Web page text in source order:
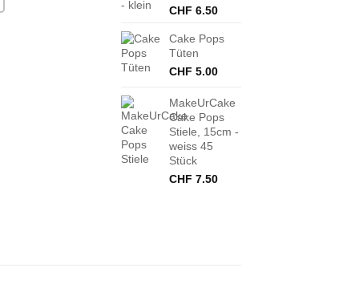
CHF 6.50
Cake Pops
Tüten
CHF 5.00
MakeUrCake
Cake Pops
Stiele, 15cm -
weiss 45
Stück
CHF 7.50